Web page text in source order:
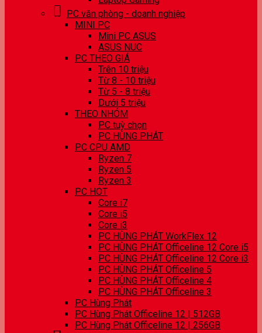
PC văn phòng - doanh nghiệp
MINI PC
Mini PC ASUS
ASUS NUC
PC THEO GIÁ
Trên 10 triệu
Từ 8 - 10 triệu
Từ 5 - 8 triệu
Dưới 5 triệu
THEO NHÓM
PC tuỳ chọn
PC HÙNG PHÁT
PC CPU AMD
Ryzen 7
Ryzen 5
Ryzen 3
PC HOT
Core i7
Core i5
Core i3
PC HÙNG PHÁT WorkFlex 12
PC HÙNG PHÁT Officeline 12 Core i5
PC HÙNG PHÁT Officeline 12 Core i3
PC HÙNG PHÁT Officeline 5
PC HÙNG PHÁT Officeline 4
PC HÙNG PHÁT Officeline 3
PC Hùng Phát
PC Hùng Phát Officeline 12 | 512GB
PC Hùng Phát Officeline 12 | 256GB